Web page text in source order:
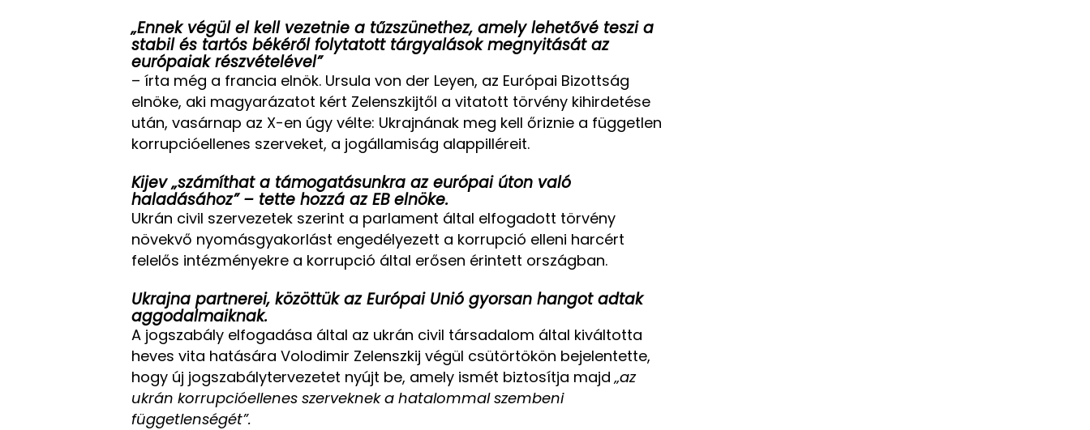
„Ennek végül el kell vezetnie a tűzszünethez, amely lehetővé teszi a
stabil és tartós békéről folytatott tárgyalások megnyitását az
európaiak részvételével”
– írta még a francia elnök. Ursula von der Leyen, az Európai Bizottság
elnöke, aki magyarázatot kért Zelenszkijtől a vitatott törvény kihirdetése
után, vasárnap az X-en úgy vélte: Ukrajnának meg kell őriznie a független
korrupcióellenes szerveket, a jogállamiság alappilléreit.
Kijev „számíthat a támogatásunkra az európai úton való
haladásához” – tette hozzá az EB elnöke.
Ukrán civil szervezetek szerint a parlament által elfogadott törvény
növekvő nyomásgyakorlást engedélyezett a korrupció elleni harcért
felelős intézményekre a korrupció által erősen érintett országban.
Ukrajna partnerei, közöttük az Európai Unió gyorsan hangot adtak
aggodalmaiknak.
A jogszabály elfogadása által az ukrán civil társadalom által kiváltotta
heves vita hatására Volodimir Zelenszkij végül csütörtökön bejelentette,
hogy új jogszabálytervezetet nyújt be, amely ismét biztosítja majd„az
ukrán korrupcióellenes szerveknek a hatalommal szembeni
függetlenségét”.